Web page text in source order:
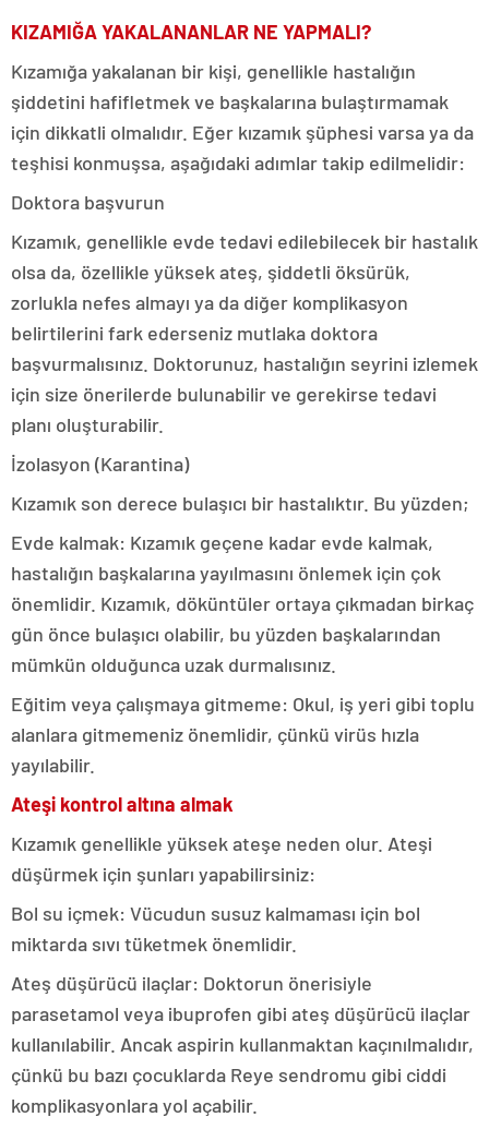
KIZAMIĞA YAKALANANLAR NE YAPMALI?
Kızamığa yakalanan bir kişi, genellikle hastalığın
şiddetini hafifletmek ve başkalarına bulaştırmamak
için dikkatli olmalıdır. Eğer kızamık şüphesi varsa ya da
teşhisi konmuşsa, aşağıdaki adımlar takip edilmelidir:
Doktora başvurun
Kızamık, genellikle evde tedavi edilebilecek bir hastalık
olsa da, özellikle yüksek ateş, şiddetli öksürük,
zorlukla nefes almayı ya da diğer komplikasyon
belirtilerini fark ederseniz mutlaka doktora
başvurmalısınız. Doktorunuz, hastalığın seyrini izlemek
için size önerilerde bulunabilir ve gerekirse tedavi
planı oluşturabilir.
İzolasyon (Karantina)
Kızamık son derece bulaşıcı bir hastalıktır. Bu yüzden;
Evde kalmak: Kızamık geçene kadar evde kalmak,
hastalığın başkalarına yayılmasını önlemek için çok
önemlidir. Kızamık, döküntüler ortaya çıkmadan birkaç
gün önce bulaşıcı olabilir, bu yüzden başkalarından
mümkün olduğunca uzak durmalısınız.
Eğitim veya çalışmaya gitmeme: Okul, iş yeri gibi toplu
alanlara gitmemeniz önemlidir, çünkü virüs hızla
yayılabilir.
Ateşi kontrol altına almak
Kızamık genellikle yüksek ateşe neden olur. Ateşi
düşürmek için şunları yapabilirsiniz:
Bol su içmek: Vücudun susuz kalmaması için bol
miktarda sıvı tüketmek önemlidir.
Ateş düşürücü ilaçlar: Doktorun önerisiyle
parasetamol veya ibuprofen gibi ateş düşürücü ilaçlar
kullanılabilir. Ancak aspirin kullanmaktan kaçınılmalıdır,
çünkü bu bazı çocuklarda Reye sendromu gibi ciddi
komplikasyonlara yol açabilir.